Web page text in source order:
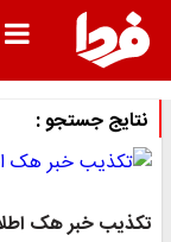
نتایج جستجو :
تکذیب خبر هک